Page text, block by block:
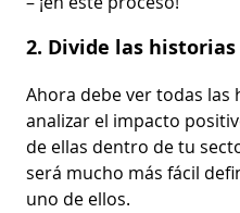
2. Divide las historias
Ahora debe ver todas
analizar el impacto
de ellas dentro de tu
será mucho más fácil
uno de ellos.